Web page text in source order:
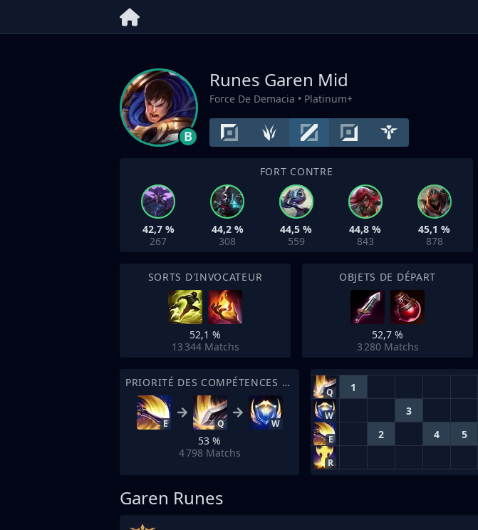
B
Runes Garen Mid
Force De Demacia • Platinum+
FORT CONTRE
42,7 %
267
44,2 %
308
44,5 %
559
44,8 %
843
45,1 %
878
SORTS D'INVOCATEUR
52,1 %
13 344 Matchs
OBJETS DE DÉPART
52,7 %
3 280 Matchs
PRIORITÉ DES COMPÉTENCES DE SORT
E Q W
53 %
4 798 Matchs
Q 1
W 3
E 2 4 5
R
Garen Runes